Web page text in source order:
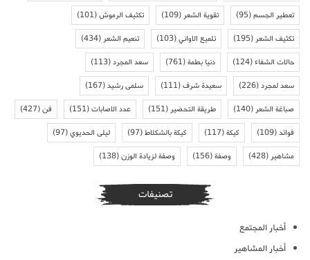
تعطير الجسم(95) تقوية الشعر(109) تكثيف الرموش(101)
تكثيف الشعر(195) تلميع الاواني(103) تنعيم الشعر(434)
حالات الشفاء(124) دنيا بطمة(761) سعد المجرد(113)
سعد لمجرد(226) سعيدة شرف(111) سلمى رشيد(167)
صباغة الشعر(140) طريقة التحضير(151) عدد الاصابات(151) فن(427)
فوائد(109) كيكة(117) كيكة بالشكلاط(97) ليلى الحديوي(97)
مشاهير(428) وصفة(156) وصفة لزيادة الوزن(138)
تصنيفات
أخبار المجتمع
أخبار المشاهير